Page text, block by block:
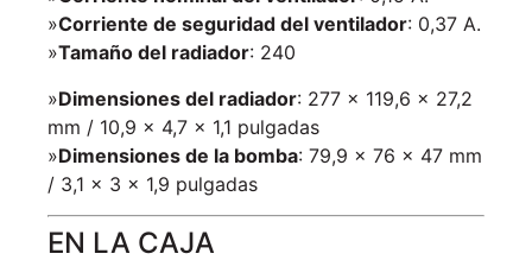
»Corriente de seguridad del ventilador: 0,37 A.
»Tamaño del radiador: 240
»Dimensiones del radiador: 277 x 119,6 x 27,2
mm / 10,9 x 4,7 x 1,1 pulgadas
»Dimensiones de la bomba: 79,9 x 76 x 47 mm
/ 3,1 x 3 x 1,9 pulgadas
EN LA CAJA